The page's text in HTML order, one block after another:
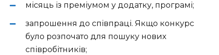
місяць із преміумом у додатку, програмі;
запрошення до співпраці. Якщо конкурс
було розпочато для пошуку нових
співробітників;